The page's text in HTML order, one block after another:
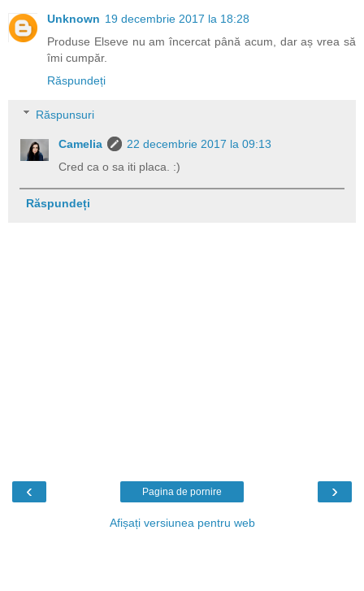
Unknown 19 decembrie 2017 la 18:28
Produse Elseve nu am încercat până acum, dar aș vrea să
îmi cumpăr.
Răspundeți
Răspunsuri
Camelia
22 decembrie 2017 la 09:13
Cred ca o sa iti placa. :)
Răspundeți
‹ ›
Pagina de pornire
Afișați versiunea pentru web